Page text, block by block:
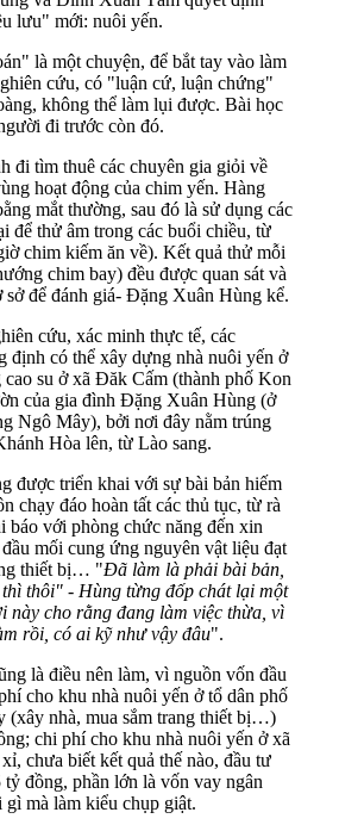
lưu" mới: nuôi yến.
là một chuyện, để bắt tay vào làm
cứu, có "luận cứ, luận chứng"
không thể làm lụi được. Bài học
đi trước còn đó.
đi tìm thuê các chuyên gia giỏi về
hoạt động của chim yến. Hàng
mắt thường, sau đó là sử dụng các
để thử âm trong các buổi chiều, từ
chim kiếm ăn về). Kết quả thử mỗi
chim bay) đều được quan sát và
sở để đánh giá- Đặng Xuân Hùng kể.
cứu, xác minh thực tế, các
định có thể xây dựng nhà nuôi yến ở
su ở xã Đăk Cấm (thành phố Kon
của gia đình Đặng Xuân Hùng (ở
Ngô Mây), bởi nơi đây nằm trúng
Hòa lên, từ Lào sang.
được triển khai với sự bài bản hiếm
chạy đáo hoàn tất các thủ tục, từ rà
báo với phòng chức năng đến xin
mối cung ứng nguyên vật liệu đạt
thiết bị… "Đã làm là phải bài bản,
thôi" - Hùng từng đốp chát lại một
này cho rằng đang làm việc thừa, vì
rồi, có ai kỹ như vậy đâu".
là điều nên làm, vì nguồn vốn đầu
cho khu nhà nuôi yến ở tổ dân phố
(xây nhà, mua sắm trang thiết bị…)
chi phí cho khu nhà nuôi yến ở xã
chưa biết kết quả thế nào, đầu tư
tỷ đồng, phần lớn là vốn vay ngân
gì mà làm kiểu chụp giật.